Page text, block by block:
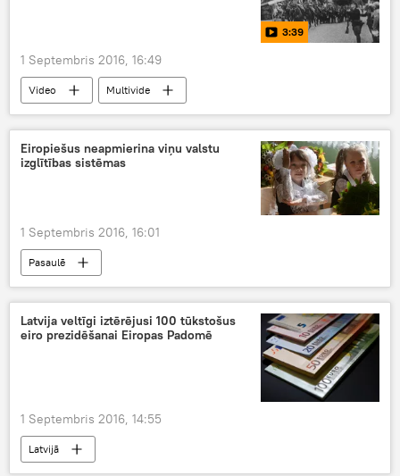
3:39
1 Septembris 2016, 16:49
Video Multivide
Eiropiešus neapmierina viņu valstu
izglītības sistēmas
1 Septembris 2016, 16:01
Pasaulē
Latvija veltīgi iztērējusi 100 tūkstošus
eiro prezidēšanai Eiropas Padomē
1 Septembris 2016, 14:55
Latvijā